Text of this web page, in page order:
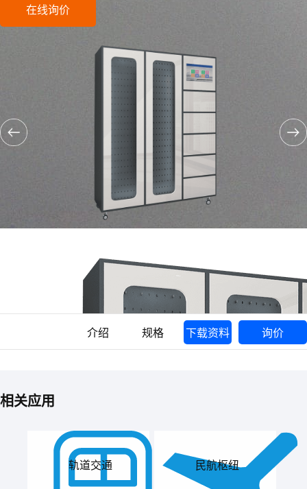
在线询价
介绍 规格 下载资料 询价
相关应用
轨道交通 民航枢纽